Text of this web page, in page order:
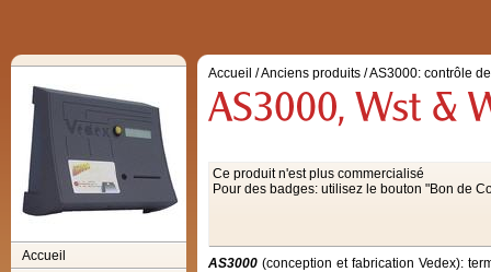
Accueil
Accueil /Anciens produits /AS3000: contrôle
Ce produit n'est plus commercialisé
Pour des badges: utilisez le bouton "Bon de
AS3000 (conception et fabrication Vedex):